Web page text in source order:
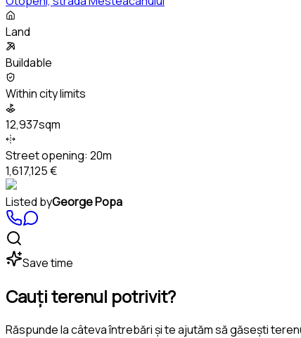
Land
Buildable
Within city limits
12,937sqm
Street opening: 20m
1,617,125 €
Listed byGeorge Popa
Save time
Cauți terenul potrivit?
Răspunde la câteva întrebări și te ajutăm să găsești